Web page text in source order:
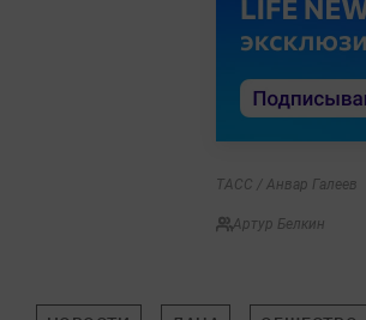
ТАСС / Анвар Галеев
Артур Белкин